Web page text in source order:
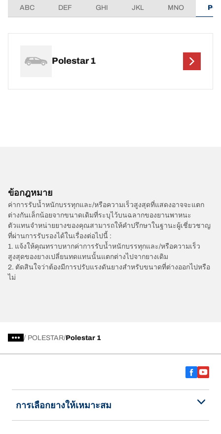
ABC DEF GHI JKL MNO
Polestar 1
ข้อกฎหมาย
ค่าการรับน้ำหนักบรรทุกและ/หรือความเร็วสูงสุดที่แสดงอาจจะแตก
ต่างกันเล็กน้อยจากขนาดเดิมที่ระบุไว้บนฉลากของยานพาหนะ
ตัวแทนจำหน่ายยางของคุณสามารถให้คำปรึกษาในฐานะผู้เชี่ยวชาญ
ที่ผ่านการรับรองได้ในเรื่องต่อไปนี้ :
1. แจ้งให้คุณทราบหากค่าการรับน้ำหนักบรรทุกและ/หรือความเร็ว
สูงสุดของยางเปลี่ยนทดแทนนั้นแตกต่างไปจากยางเดิม
2. ตัดสินใจว่าต้องมีการปรับแรงดันยางสำหรับขนาดที่ต่างออกไปหรือ
ไม่
/ POLESTAR Polestar 1
การเลือกยางให้เหมาะสม